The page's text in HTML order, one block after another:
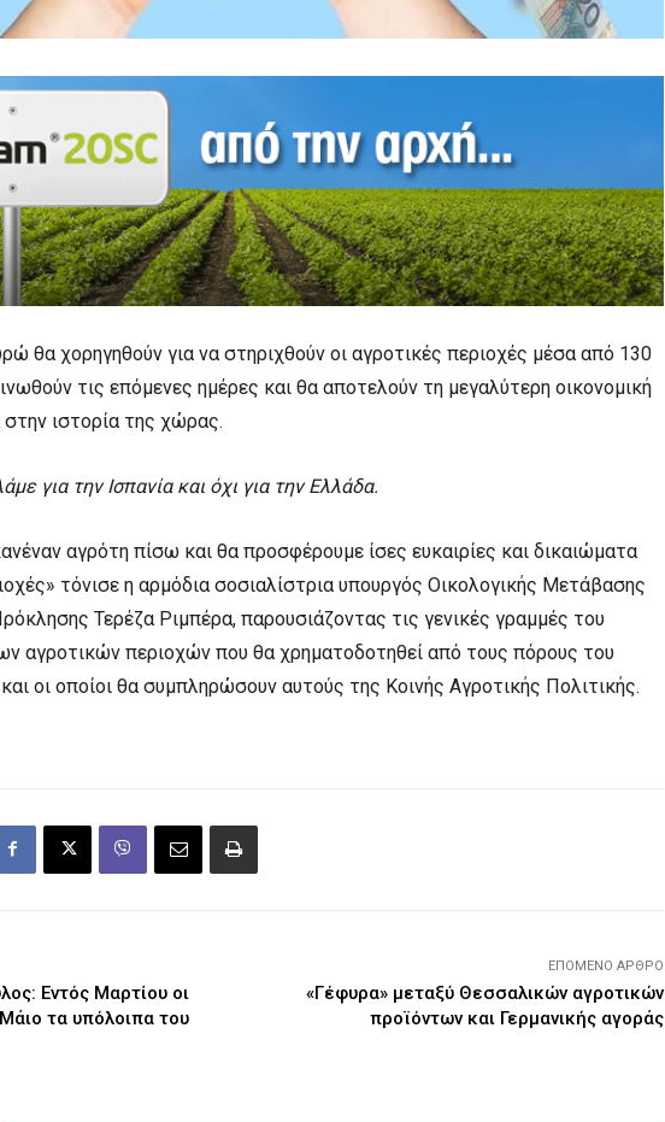
θα χορηγηθούν για να στηριχθούν οι αγροτικές περιοχές μέσα από 130
τις επόμενες ημέρες και θα αποτελούν τη μεγαλύτερη οικονομική
ιστορία της χώρας.
για την Ισπανία και όχι για την Ελλάδα.
αγρότη πίσω και θα προσφέρουμε ίσες ευκαιρίες και δικαιώματα
τόνισε η αρμόδια σοσιαλίστρια υπουργός Οικολογικής Μετάβασης
Τερέζα Ριμπέρα, παρουσιάζοντας τις γενικές γραμμές του
αγροτικών περιοχών που θα χρηματοδοτηθεί από τους πόρους του
οι οποίοι θα συμπληρώσουν αυτούς της Κοινής Αγροτικής Πολιτικής.
Εντός Μαρτίου οι
τα υπόλοιπα του
ΕΠΌΜΕΝΟ ΆΡΘΡΟ
«Γέφυρα» μεταξύ Θεσσαλικών αγροτικών
προϊόντων και Γερμανικής αγοράς